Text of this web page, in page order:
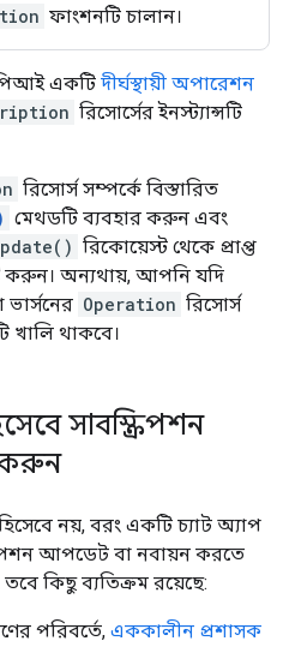
ফাংশনটি চালান।
একটি দীর্ঘস্থায়ী অপারেশন
রিসোর্সের ইনস্ট্যান্সটি
রিসোর্স সম্পর্কে বিস্তারিত
মেথডটি ব্যবহার করুন এবং
রিকোয়েস্ট থেকে প্রাপ্ত
করুন। অন্যথায়, আপনি যদি
ভার্সনের Operation রিসোর্স
খালি থাকবে।
সাবস্ক্রিপশন
করুন
নয়, বরং একটি চ্যাট অ্যাপ
আপডেট বা নবায়ন করতে
কিছু ব্যতিক্রম রয়েছে:
পরিবর্তে, এককালীন প্রশাসক